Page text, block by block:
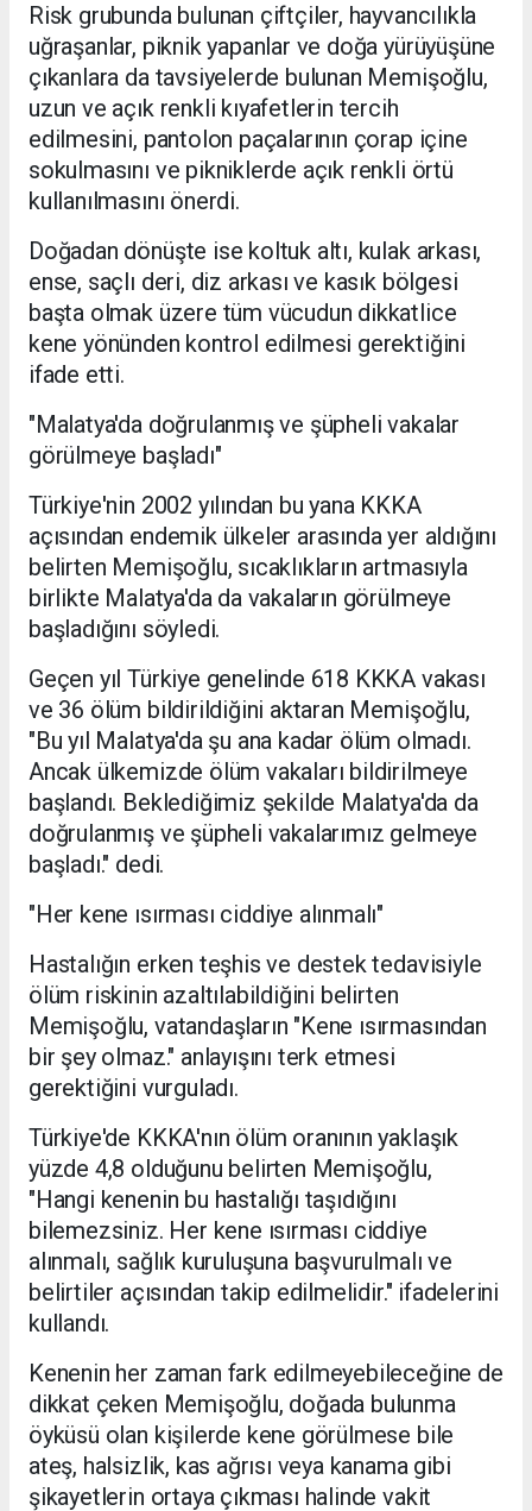
Risk grubunda bulunan çiftçiler, hayvancılıkla
uğraşanlar, piknik yapanlar ve doğa yürüyüşüne
çıkanlara da tavsiyelerde bulunan Memişoğlu,
uzun ve açık renkli kıyafetlerin tercih
edilmesini, pantolon paçalarının çorap içine
sokulmasını ve pikniklerde açık renkli örtü
kullanılmasını önerdi.
Doğadan dönüşte ise koltuk altı, kulak arkası,
ense, saçlı deri, diz arkası ve kasık bölgesi
başta olmak üzere tüm vücudun dikkatlice
kene yönünden kontrol edilmesi gerektiğini
ifade etti.
"Malatya'da doğrulanmış ve şüpheli vakalar
görülmeye başladı"
Türkiye'nin 2002 yılından bu yana KKKA
açısından endemik ülkeler arasında yer aldığını
belirten Memişoğlu, sıcaklıkların artmasıyla
birlikte Malatya'da da vakaların görülmeye
başladığını söyledi.
Geçen yıl Türkiye genelinde 618 KKKA vakası
ve 36 ölüm bildirildiğini aktaran Memişoğlu,
"Bu yıl Malatya'da şu ana kadar ölüm olmadı.
Ancak ülkemizde ölüm vakaları bildirilmeye
başlandı. Beklediğimiz şekilde Malatya'da da
doğrulanmış ve şüpheli vakalarımız gelmeye
başladı." dedi.
"Her kene ısırması ciddiye alınmalı"
Hastalığın erken teşhis ve destek tedavisiyle
ölüm riskinin azaltılabildiğini belirten
Memişoğlu, vatandaşların "Kene ısırmasından
bir şey olmaz." anlayışını terk etmesi
gerektiğini vurguladı.
Türkiye'de KKKA'nın ölüm oranının yaklaşık
yüzde 4,8 olduğunu belirten Memişoğlu,
"Hangi kenenin bu hastalığı taşıdığını
bilemezsiniz. Her kene ısırması ciddiye
alınmalı, sağlık kuruluşuna başvurulmalı ve
belirtiler açısından takip edilmelidir." ifadelerini
kullandı.
Kenenin her zaman fark edilmeyebileceğine de
dikkat çeken Memişoğlu, doğada bulunma
öyküsü olan kişilerde kene görülmese bile
ateş, halsizlik, kas ağrısı veya kanama gibi
şikayetlerin ortaya çıkması halinde vakit